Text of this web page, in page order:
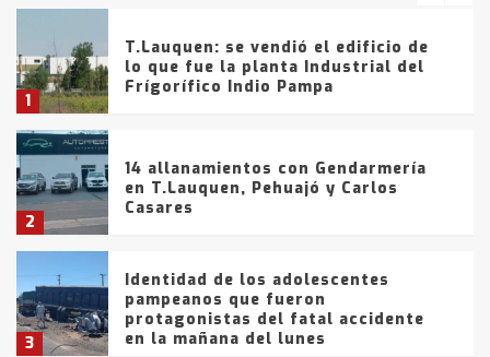
1
T.Lauquen: se vendió el edificio de
lo que fue la planta Industrial del
Frígorífico Indio Pampa
2
14 allanamientos con Gendarmería
en T.Lauquen, Pehuajó y Carlos
Casares
3
Identidad de los adolescentes
pampeanos que fueron
protagonistas del fatal accidente
en la mañana del lunes